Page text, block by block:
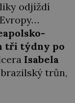
odjíždí
tři týdny po
Isabela
brazilský trůn,